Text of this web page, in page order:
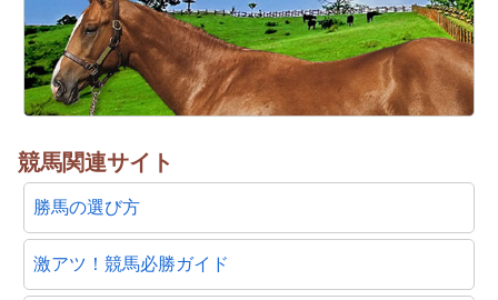
競馬関連サイト
勝馬の選び方
激アツ！競馬必勝ガイド